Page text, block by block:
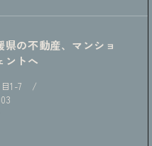
の不動産、マンショ
ントへ
目1-7 /